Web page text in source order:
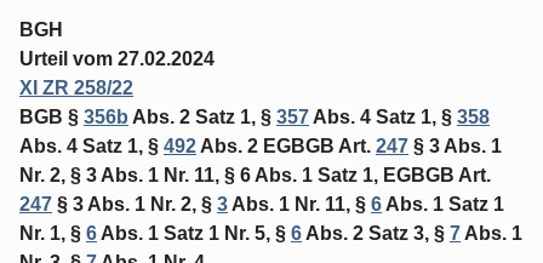
BGH
Urteil vom 27.02.2024
XI ZR 258/22
BGB § 356b Abs. 2 Satz 1, § 357 Abs. 4 Satz 1, § 358
Abs. 4 Satz 1, § 492 Abs. 2 EGBGB Art. 247 § 3 Abs. 1
Nr. 2, § 3 Abs. 1 Nr. 11, § 6 Abs. 1 Satz 1, EGBGB Art.
247 § 3 Abs. 1 Nr. 2, § 3 Abs. 1 Nr. 11, § 6 Abs. 1 Satz 1
Nr. 1, § 6 Abs. 1 Satz 1 Nr. 5, § 6 Abs. 2 Satz 3, § 7 Abs. 1